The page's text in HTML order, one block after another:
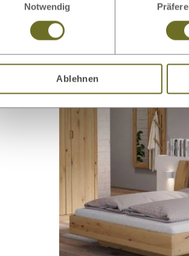
Notwendig
Ablehnen
Polsterkopfteil